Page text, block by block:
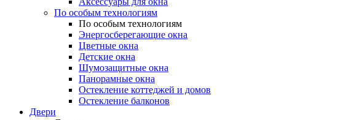
По особым технологиям
По особым технологиям
Энергосберегающие окна
Цветные окна
Детские окна
Шумозащитные окна
Панорамные окна
Остекление коттеджей и домов
Остекление балконов
Двери